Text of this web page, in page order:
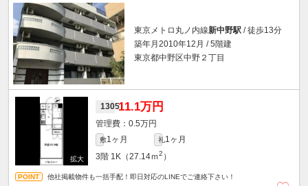
東京メトロ丸ノ内線新中野駅 / 徒歩13分
築年月2010年12月 / 5階建
東京都中野区中野２丁目
130511.1万円
0.5万円
敷1ヶ月 礼1ヶ月
3階 1K（27.14ｍ2 ）
他社掲載物件も一括手配！即日対応のLINEでご連絡下さい！